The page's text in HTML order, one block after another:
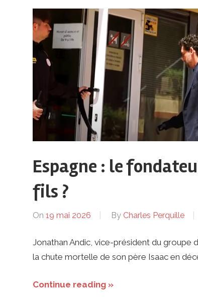
Espagne : le
fils ?
On 19 mai 2026 By Charles Perquille
Jonathan Andic, vice-président du groupe
la chute mortelle de son père Isaac en
Continue reading »